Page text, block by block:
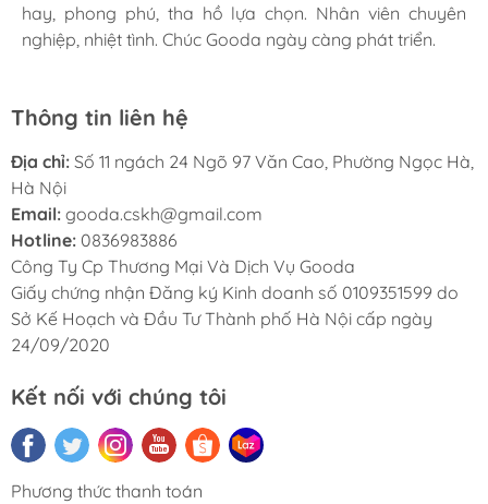
hay, phong phú, tha hồ lựa chọn. Nhân viên chuyên
nghiệp, nhiệt tình. Chúc Gooda ngày càng phát triển.
hay, phong phú, tha hồ lựa chọn. Nhân viên chuyên
nghiệp, nhiệt tình. Chúc Gooda ngày càng phát triển.
hay, phong phú, tha hồ lựa chọn. Nhân viên chuyên
nghiệp, nhiệt tình. Chúc Gooda ngày càng phát triển.
Thông tin liên hệ
Địa chỉ: Số 11 ngách 24 Ngõ 97 Văn Cao, Phường Ngọc Hà,
Hà Nội
Email: gooda.cskh@gmail.com
Hotline: 0836983886
Công Ty Cp Thương Mại Và Dịch Vụ Gooda
Giấy chứng nhận Đăng ký Kinh doanh số 0109351599 do
Sở Kế Hoạch và Đầu Tư Thành phố Hà Nội cấp ngày
24/09/2020
Kết nối với chúng tôi
Phương thức thanh toán